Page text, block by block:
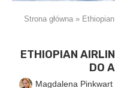
Strona główna »
ETHIOPIAN
DO
Magdalena Pinkwart